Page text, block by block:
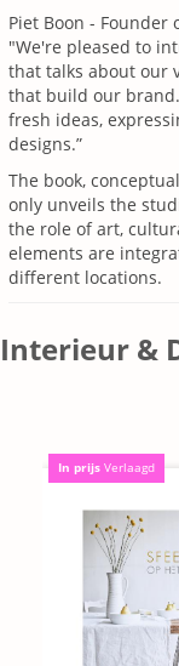
Piet Boon - Founder
"We're pleased to
that talks about our
that build our
fresh ideas,
designs.”
The book,
only unveils the
the role of art,
elements are
different locations.
Interieur &
In prijs Verlaagd